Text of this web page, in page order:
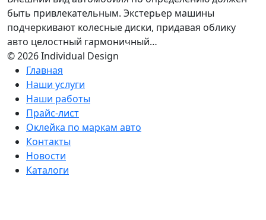
быть привлекательным. Экстерьер машины
подчеркивают колесные диски, придавая облику
авто целостный гармоничный…
© 2026 Individual Design
Главная
Наши услуги
Наши работы
Прайс-лист
Оклейка по маркам авто
Контакты
Новости
Каталоги